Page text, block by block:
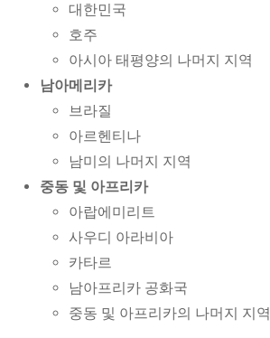
대한민국
호주
아시아 태평양의 나머지 지역
남아메리카
브라질
아르헨티나
남미의 나머지 지역
중동 및 아프리카
아랍에미리트
사우디 아라비아
카타르
남아프리카 공화국
중동 및 아프리카의 나머지 지역